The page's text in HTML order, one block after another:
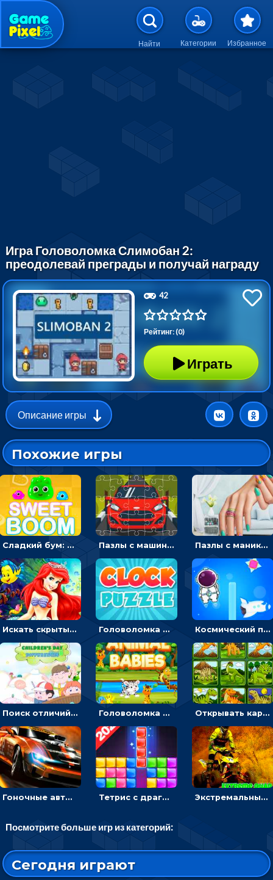
Перейти к основному
Найти Категории Избранное
Игра Головоломка Слимобан 2:
преодолевай преграды и получай награду
42
Рейтинг: (0)
Играть
Описание игры
Похожие игры
Сладкий бум: тапнуть, чтобы взорвать желейки - головоломка Пазлы с машинами Форд: собирать картинки и открывать новые Пазлы с маникюром: собери идеальный рисунок для ногтей
Искать скрытый алфавит на картинках с мультяшными героями - головоломка для детей Головоломка с часами для детей: читать время по циферблату Космический побег: двигать космонавта, чтобы попасть к кораблю
Поиск отличий на картинках с детьми - головоломка Головоломка Звери-малыши: открывай карточки по очереди, чтобы найти одинаковые Открывать картинки с динозаврами и складывать в пары по памяти - головоломка
Гоночные авто в пазлах: разбей картинку и собери снова Тетрис с драгоценными камнями: расставляй блоки, чтобы получить линию - головоломка Экстремальные пазлы с квадроциклами: собирать крутые тачки
Посмотрите больше игр из категорий:
Сегодня играют